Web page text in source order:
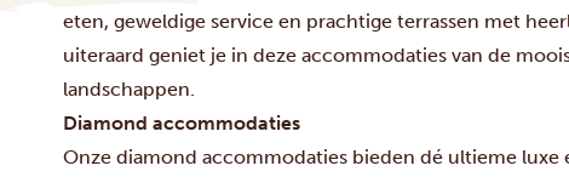
eten, geweldige service en prachtige terrassen met
uiteraard geniet je in deze accommodaties van de
landschappen.
Diamond accommodaties
Onze diamond accommodaties bieden dé ultieme luxe